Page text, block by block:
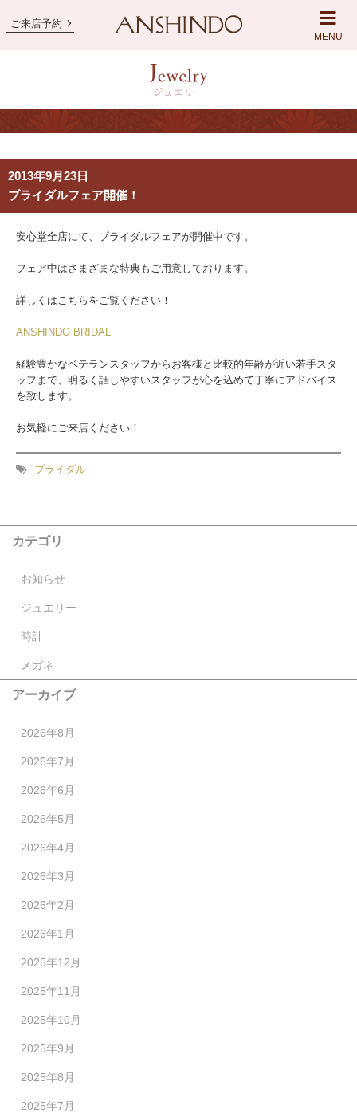
ご来店予約
MENU
2013年9月23日
ブライダルフェア開催！
安心堂全店にて、ブライダルフェアが開催中です。
フェア中はさまざまな特典もご用意しております。
詳しくはこちらをご覧ください！
ANSHINDO BRIDAL
経験豊かなベテランスタッフからお客様と比較的年齢が近い若手スタ
ッフまで、 明るく話しやすいスタッフが心を込めて丁寧にアドバイス
を致します。
お気軽にご来店ください！
ブライダル
カテゴリ
お知らせ
ジュエリー
時計
メガネ
アーカイブ
2026年8月
2026年7月
2026年6月
2026年5月
2026年4月
2026年3月
2026年2月
2026年1月
2025年12月
2025年11月
2025年10月
2025年9月
2025年8月
2025年7月